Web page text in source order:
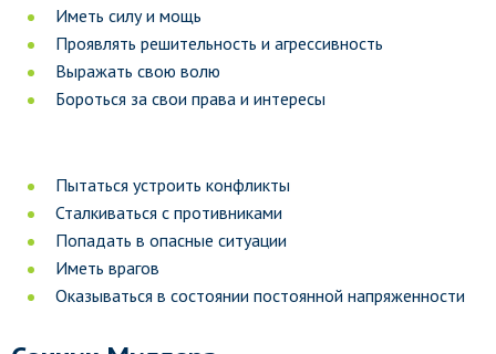
Иметь силу и мощь
Проявлять решительность и агрессивность
Выражать свою волю
Бороться за свои права и интересы
Пытаться устроить конфликты
Сталкиваться с противниками
Попадать в опасные ситуации
Иметь врагов
Оказываться в состоянии постоянной напряженности